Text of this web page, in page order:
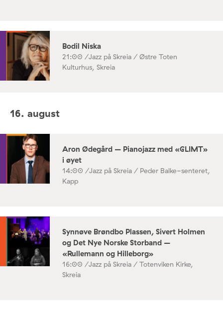
Bodil Niska
21:00 /Jazz på Skreia / Østre Toten
Kulturhus, Skreia
16. august
Aron Ødegård – Pianojazz med «GLIMT»
i øyet
14:00 /Jazz på Skreia / Peder Balke-senteret,
Kapp
Synnøve Brøndbo Plassen, Sivert Holmen
og Det Nye Norske Storband –
«Rullemann og Hilleborg»
16:00 /Jazz på Skreia / Totenviken Kirke,
Skreia